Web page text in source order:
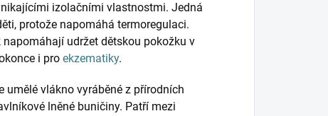
izolačními vlastnostmi. Jedná
protože napomáhá termoregulaci.
udržet dětskou pokožku v
i pro ekzematiky.
umělé vlákno vyráběné z přírodních
lněné buničiny. Patří mezi